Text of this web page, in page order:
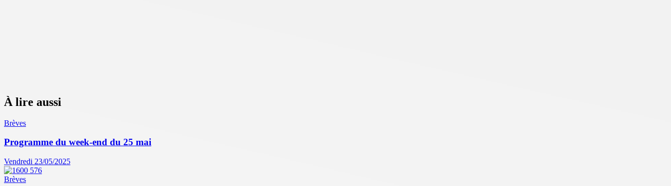
À lire aussi
Brèves
Programme du week-end du 25 mai
Vendredi 23/05/2025
Brèves